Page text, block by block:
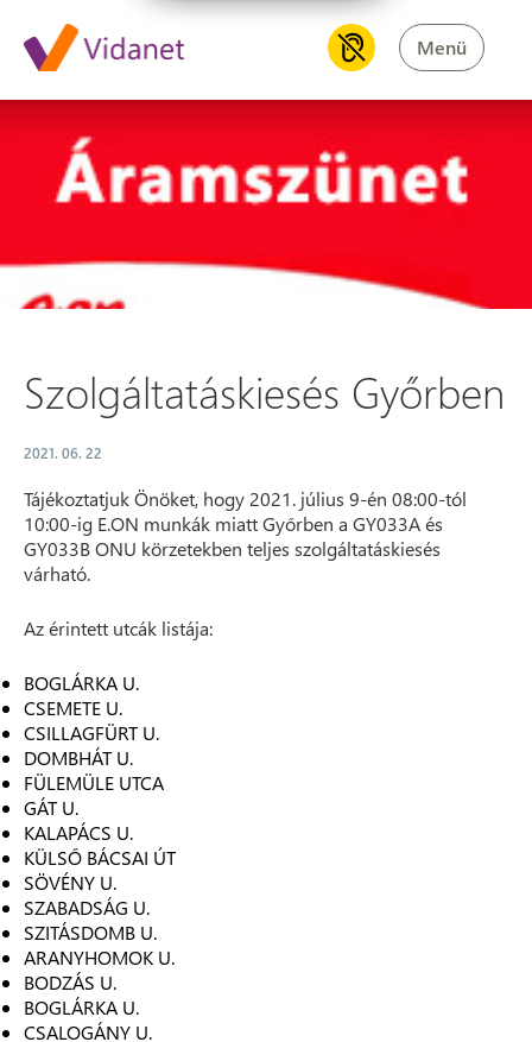
Menü
Szolgáltatáskiesés Győrben
Szolgáltatáskiesés Győrben
2021. 06. 22
Tájékoztatjuk Önöket, hogy 2021. július 9-én 08:00-tól
10:00-ig E.ON munkák miatt Győrben a GY033A és
GY033B ONU körzetekben teljes szolgáltatáskiesés
várható.
Az érintett utcák listája:
BOGLÁRKA U.
CSEMETE U.
CSILLAGFÜRT U.
DOMBHÁT U.
FÜLEMÜLE UTCA
GÁT U.
KALAPÁCS U.
KÜLSŐ BÁCSAI ÚT
SÖVÉNY U.
SZABADSÁG U.
SZITÁSDOMB U.
ARANYHOMOK U.
BODZÁS U.
BOGLÁRKA U.
CSALOGÁNY U.